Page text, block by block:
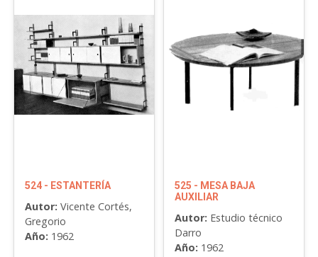
524 - ESTANTERÍA
Autor: Vicente Cortés,
Gregorio
Año: 1962
525 - MESA BAJA
AUXILIAR
Autor: Estudio técnico
Darro
Año: 1962